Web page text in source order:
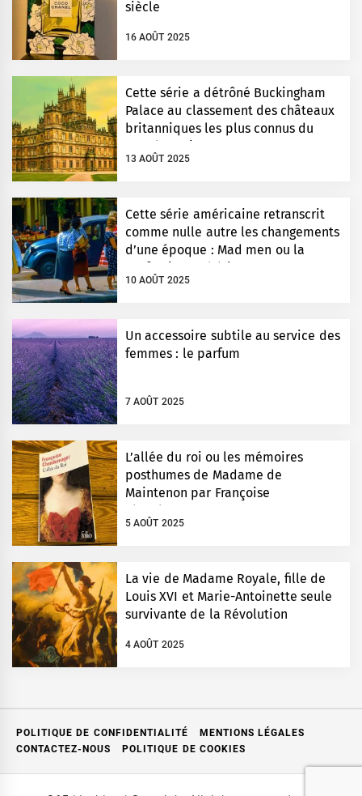
siècle
16 AOÛT 2025
Cette série a détrôné Buckingham
Palace au classement des châteaux
britanniques les plus connus du
monde entier
13 AOÛT 2025
Cette série américaine retranscrit
comme nulle autre les changements
d’une époque : Mad men ou la
perfection esthétique
10 AOÛT 2025
Un accessoire subtile au service des
femmes : le parfum
7 AOÛT 2025
L’allée du roi ou les mémoires
posthumes de Madame de
Maintenon par Françoise
Chandernagor
5 AOÛT 2025
La vie de Madame Royale, fille de
Louis XVI et Marie-Antoinette seule
survivante de la Révolution
4 AOÛT 2025
POLITIQUE DE CONFIDENTIALITÉ
MENTIONS LÉGALES
CONTACTEZ-NOUS
POLITIQUE DE COOKIES